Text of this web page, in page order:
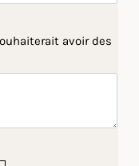
avoir des